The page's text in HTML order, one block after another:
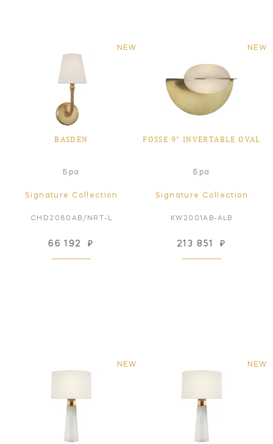
NEW
BASDEN
Бра
Signature Collection
CHD2080AB/NRT-L
66 192 ₽
NEW
FOSSE 9" INVERTABLE OVAL
Бра
Signature Collection
KW2001AB-ALB
213 851 ₽
NEW NEW